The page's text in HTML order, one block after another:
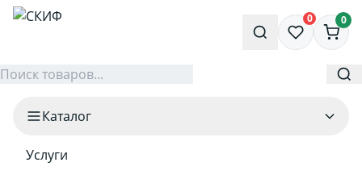
0 0
Каталог
Услуги